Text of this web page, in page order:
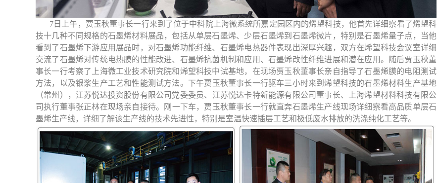
7日上午，贾玉秋董事长一行来到了位于中科院上海微系统所嘉定园区内的烯望科技，他首先详细察看了烯望科
技十几种不同规格的石墨烯材料展品，包括从单层石墨烯、少层石墨烯到石墨烯微片，特别是石墨烯量子点，当他
看到了石墨烯下游应用展品时，对石墨烯功能纤维、石墨烯电热器件表现出深厚兴趣，双方在烯望科技会议室详细
交流了石墨烯对传统电热膜的性能改进、石墨烯抗菌机制和应用、石墨烯改性纤维进展和潜在应用。随后贾玉秋董
事长一行考察了上海微工业技术研究院和烯望科技中试基地， 在现场贾玉秋董事长亲自指导了石墨烯膜的电阻测试
方法，以及银浆生产工艺和性能测试方法。 下午贾玉秋董事长一行驱车三小时来到烯望科技的石墨烯材料生产基地
（常州）， 江苏悦达投资股份有限公司党委委员、江苏悦达卡特新能源有限公司董事长、上海烯望材料科技有限公
司执行董事张正林在现场亲自接待。 刚 一下车，贾玉秋董事长一行就直奔石墨烯生产线现场详细察看高品质单层石
墨烯生产线，详细了解该生产线的技术先进性，特别是室温快速插层工艺和极低废水排放的洗涤纯化工艺等。